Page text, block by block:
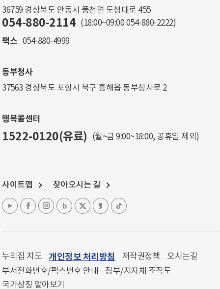
36759 경상북도 안동시 풍천면 도청대로 455
054-880-2114 (18:00~09:00 054-880-2222)
팩스 054-880-4999
동부청사
37563 경상북도 포항시 북구 흥해읍 동부청사로 2
행복콜센터
1522-0120(유료) (월~금 9:00~18:00, 공휴일 제외)
사이트맵 찾아오시는 길
누리집 지도 개인정보 처리방침 저작권정책
오시는길
부서전화번호/팩스번호 안내
정부/지자체 조직도
국가상징 알아보기